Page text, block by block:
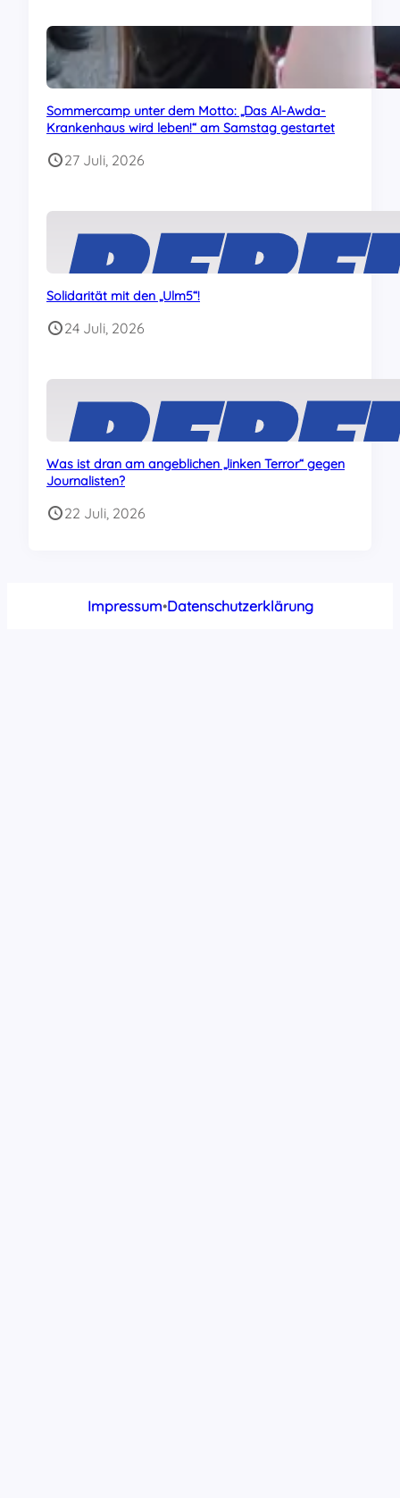
Sommercamp unter dem Motto: „Das Al-Awda-
Krankenhaus wird leben!“ am Samstag gestartet
27 Juli, 2026
Solidarität mit den „Ulm5“!
24 Juli, 2026
Was ist dran am angeblichen „linken Terror“ gegen
Journalisten?
22 Juli, 2026
Impressum•Datenschutzerklärung